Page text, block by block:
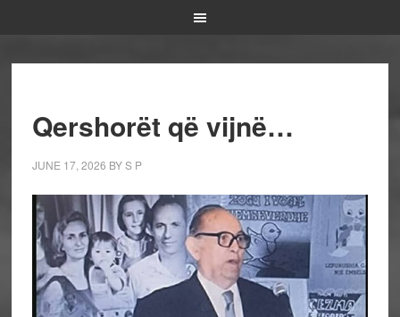
Qershorët që vijnë…
JUNE 17, 2026 BYS P